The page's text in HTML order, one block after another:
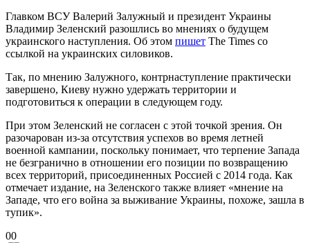
Главком ВСУ Валерий Залужный и президент Украины
Владимир Зеленский разошлись во мнениях о будущем
украинского наступления. Об этом пишет The Times со
ссылкой на украинских силовиков.
Так, по мнению Залужного, контрнаступление практически
завершено, Киеву нужно удержать территории и
подготовиться к операции в следующем году.
При этом Зеленский не согласен с этой точкой зрения. Он
разочарован из-за отсутствия успехов во время летней
военной кампании, поскольку понимает, что терпение Запада
не безгранично в отношении его позиции по возвращению
всех территорий, присоединенных Россией с 2014 года. Как
отмечает издание, на Зеленского также влияет «мнение на
Западе, что его война за выживание Украины, похоже, зашла в
тупик».
00